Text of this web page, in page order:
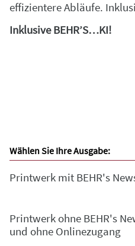
effizientere Abläufe.
Inklusive BEHR’S…KI!
Wählen Sie Ihre Ausgabe:
Printwerk mit BEHR's
Printwerk ohne BEHR's
und ohne Onlinezugang